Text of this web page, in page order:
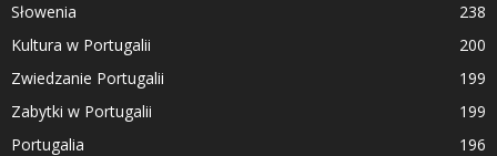
Słowenia
238
Kultura w Portugalii
200
Zwiedzanie Portugalii
199
Zabytki w Portugalii
199
Portugalia
196